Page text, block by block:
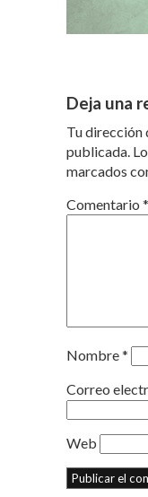
Deja una
Tu dirección
publicada.
marcados
Comentario *
Nombre*
Correo
Web